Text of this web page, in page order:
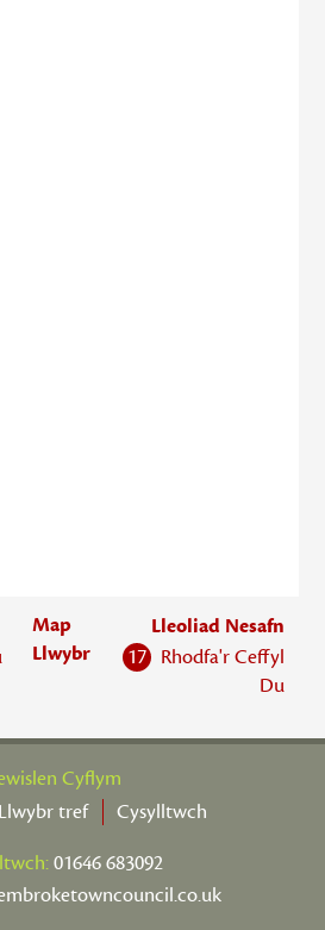
Map
Llwybr
Lleoliad Nesafn
17
Rhodfa'r Ceffyl
Du
Cyflym
Llwybr tref
Cysylltwch
01646 683092